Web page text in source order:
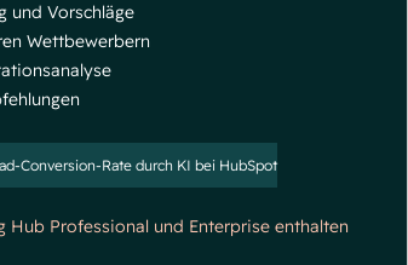
und Vorschläge
Wettbewerbern
Conversion-Rate durch KI bei HubSpot
Hub Professional und Enterprise enthalten